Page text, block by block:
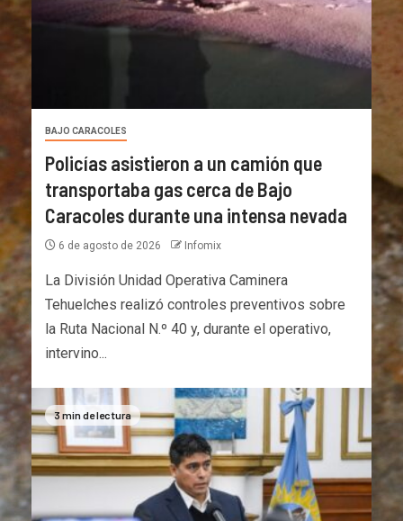
BAJO CARACOLES
Policías asistieron a un camión que
transportaba gas cerca de Bajo
Caracoles durante una intensa nevada
6 de agosto de 2026 Infomix
La División Unidad Operativa Caminera
Tehuelches realizó controles preventivos sobre
la Ruta Nacional N.º 40 y, durante el operativo,
intervino...
3 min de lectura